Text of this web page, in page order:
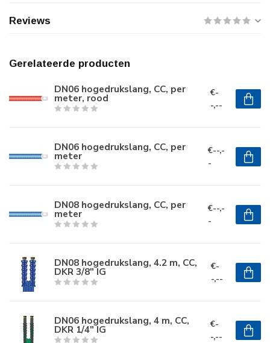
Reviews
Gerelateerde producten
DN06 hogedrukslang, CC, per
meter, rood
€-
-,--
DN06 hogedrukslang, CC, per
meter
€--,-
-
DN08 hogedrukslang, CC, per
meter
€--,-
-
DN08 hogedrukslang, 4.2 m, CC,
DKR 3/8" IG
€-
-,--
DN06 hogedrukslang, 4 m, CC,
DKR 1/4" IG
€-
-,--